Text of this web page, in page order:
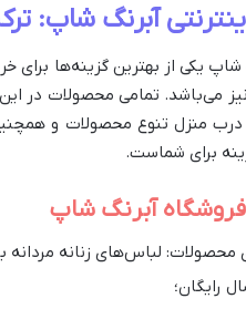
آبرنگ
شاپ یکی از بهترین گزینه‌ها برای
می‌باشد. تمامی محصولات در
درب منزل تنوع محصولات و
برای شماست.
آبرنگ شاپ
محصولات: لباس‌های زنانه
رایگان؛